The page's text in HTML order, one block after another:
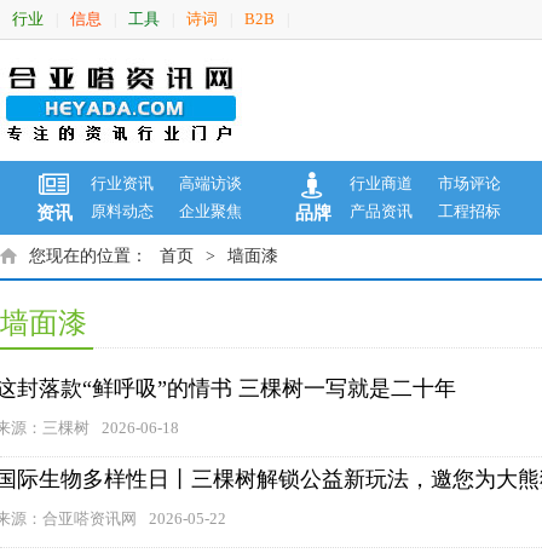
行业 信息 工具 诗词 B2B
资讯
行业资讯
高端访谈
原料动态
企业聚焦 品牌
行业商道
市场评论
产品资讯
工程招标
您现在的位置： 首页 > 墙面漆
墙面漆
封落款“鲜呼吸”的情书 三棵树一写就是二十年
源：三棵树 2026-06-18
际生物多样性日丨三棵树解锁公益新玩法，邀您为大
源：合亚嗒资讯网 2026-05-22